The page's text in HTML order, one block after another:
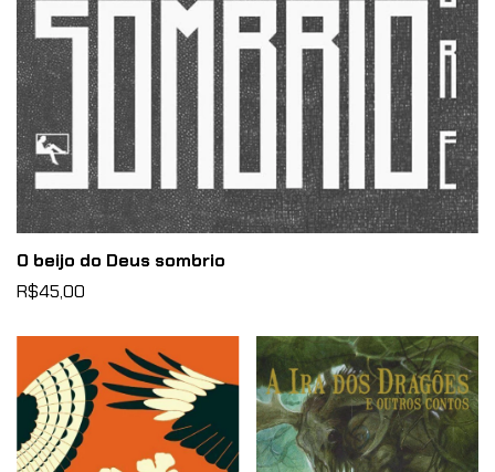
O beijo do Deus sombrio
R$45,00